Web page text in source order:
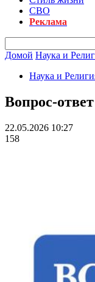
СВО
Реклама
Домой Наука и
Наука и
Вопрос-
22.05.2026 10:27
158